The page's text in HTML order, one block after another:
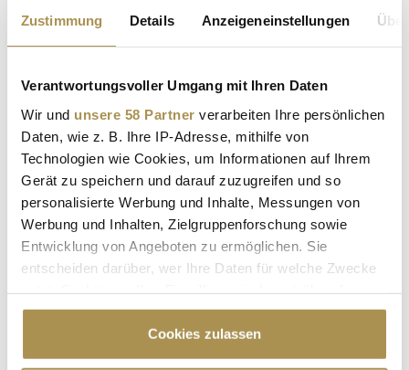
Zustimmung Details Anzeigeneinstellungen
Verantwortungsvoller Umgang mit Ihren Daten
Wir und unsere 58 Partner verarbeiten Ihre persönlichen
Daten, wie z. B. Ihre IP-Adresse, mithilfe von
Technologien wie Cookies, um Informationen auf Ihrem
Gerät zu speichern und darauf zuzugreifen und so
personalisierte Werbung und Inhalte, Messungen von
Werbung und Inhalten, Zielgruppenforschung sowie
Entwicklung von Angeboten zu ermöglichen. Sie
entscheiden darüber, wer Ihre Daten für welche Zwecke
Cookie-Erklärung oder durch Klicken auf das Privacy
Trigger Symbol ändern oder widerrufen
Cookies zulassen